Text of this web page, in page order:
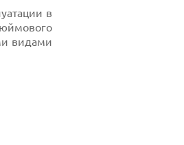
в
видами